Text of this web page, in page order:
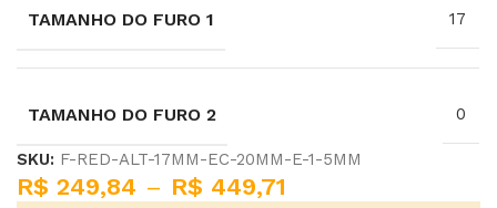
TAMANHO DO FURO 1 17
TAMANHO DO FURO 2 0
SKU: F-RED-ALT-17MM-EC-20MM-E-1-5MM
R$ 249,84 – R$ 449,71